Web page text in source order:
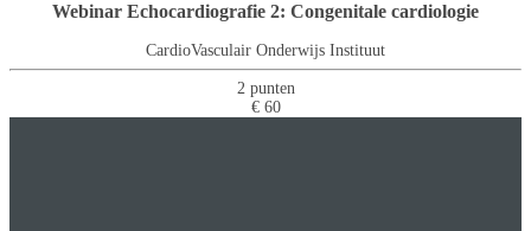
Webinar Echocardiografie 2: Congenitale cardiologie
CardioVasculair Onderwijs Instituut
2 punten
€ 60